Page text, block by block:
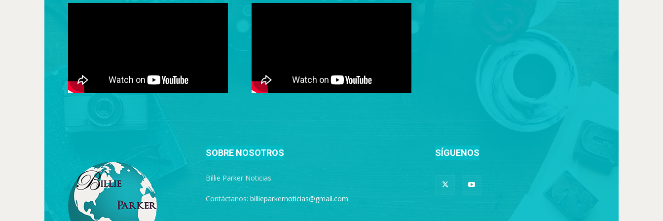
SOBRE NOSOTROS
Billie Parker Noticias
Contáctanos: billieparkernoticias@gmail.com
SÍGUENOS